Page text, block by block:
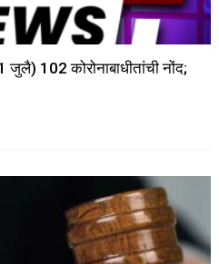
जुलै) 102 कोरोनाबाधीतांची नोंद;